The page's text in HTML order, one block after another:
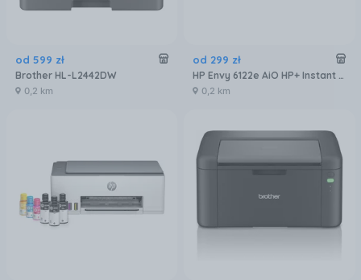
od 599 zł
Brother HL-L2442DW
0,2 km
od 299 zł
HP Envy 6122e AiO HP+ Instant Ink (714L9B)
0,2 km